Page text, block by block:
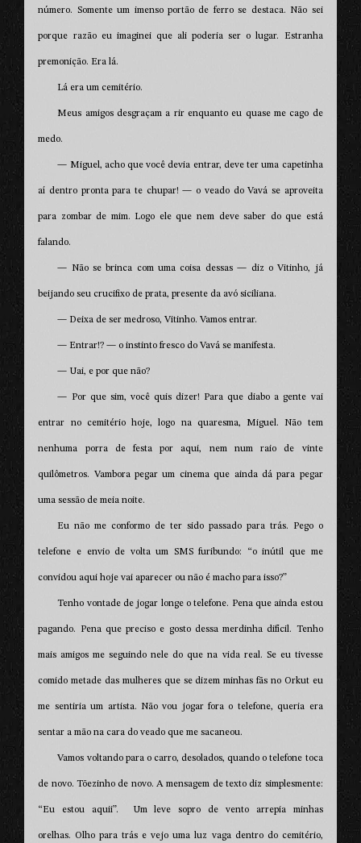
número. Somente um imenso portão de ferro se destaca. Não sei
porque razão eu imaginei que ali poderia ser o lugar. Estranha
premonição. Era lá.
Lá era um cemitério.
Meus amigos desgraçam a rir enquanto eu quase me cago de
medo.
— Miguel, acho que você devia entrar, deve ter uma capetinha
aí dentro pronta para te chupar! — o veado do Vavá se aproveita
para zombar de mim. Logo ele que nem deve saber do que está
falando.
— Não se brinca com uma coisa dessas — diz o Vitinho, já
beijando seu crucifixo de prata, presente da avó siciliana.
— Deixa de ser medroso, Vitinho. Vamos entrar.
— Entrar!? — o instinto fresco do Vavá se manifesta.
— Uai, e por que não?
— Por que sim, você quis dizer! Para que diabo a gente vai
entrar no cemitério hoje, logo na quaresma, Miguel. Não tem
nenhuma porra de festa por aqui, nem num raio de vinte
quilômetros. Vambora pegar um cinema que ainda dá para pegar
uma sessão de meia noite.
Eu não me conformo de ter sido passado para trás. Pego o
telefone e envio de volta um SMS furibundo: “o inútil que me
convidou aqui hoje vai aparecer ou não é macho para isso?”
Tenho vontade de jogar longe o telefone. Pena que ainda estou
pagando. Pena que preciso e gosto dessa merdinha difícil. Tenho
mais amigos me seguindo nele do que na vida real. Se eu tivesse
comido metade das mulheres que se dizem minhas fãs no Orkut eu
me sentiria um artista. Não vou jogar fora o telefone, queria era
sentar a mão na cara do veado que me sacaneou.
Vamos voltando para o carro, desolados, quando o telefone toca
de novo. Tõezinho de novo. A mensagem de texto diz simplesmente:
“Eu estou aquii”. Um leve sopro de vento arrepia minhas
orelhas. Olho para trás e vejo uma luz vaga dentro do cemitério,